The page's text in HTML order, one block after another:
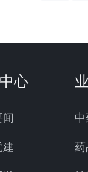
心
建 药